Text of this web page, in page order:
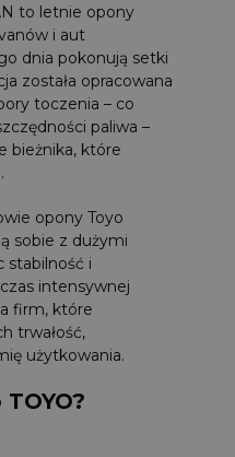
to letnie opony
i aut
dnia pokonują setki
została opracowana
toczenia – co
paliwa –
bieżnika, które
opony Toyo
sobie z dużymi
stabilność i
intensywnej
firm, które
trwałość,
użytkowania.